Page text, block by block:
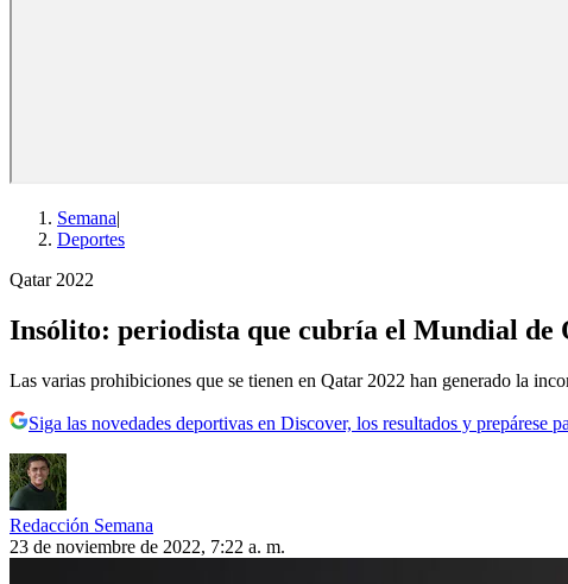
Semana|
Deportes
Qatar 2022
Insólito: periodista que cubría el Mundial de
Las varias prohibiciones que se tienen en Qatar 2022 han generado la
Siga las novedades deportivas en Discover, los resultados y prepárese
Redacción Semana
23 de noviembre de 2022, 7:22 a. m.